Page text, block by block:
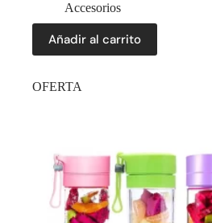
Accesorios
Añadir al carrito
OFERTA